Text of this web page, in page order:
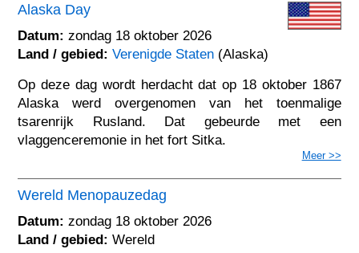
Alaska Day
Datum: zondag 18 oktober 2026
Land / gebied: Verenigde Staten (Alaska)
Op deze dag wordt herdacht dat op 18 oktober 1867
Alaska werd overgenomen van het toenmalige
tsarenrijk Rusland. Dat gebeurde met een
vlaggenceremonie in het fort Sitka.
Meer >>
Wereld Menopauzedag
Datum: zondag 18 oktober 2026
Land / gebied: Wereld